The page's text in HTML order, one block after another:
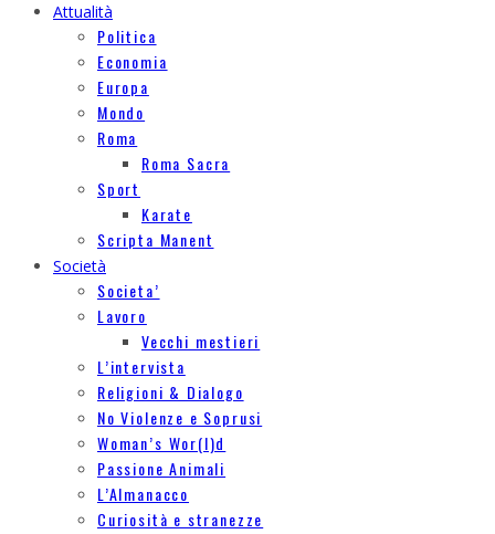
Attualità
Politica
Economia
Europa
Mondo
Roma
Roma Sacra
Sport
Karate
Scripta Manent
Società
Societa’
Lavoro
Vecchi mestieri
L’intervista
Religioni & Dialogo
No Violenze e Soprusi
Woman’s Wor(l)d
Passione Animali
L’Almanacco
Curiosità e stranezze